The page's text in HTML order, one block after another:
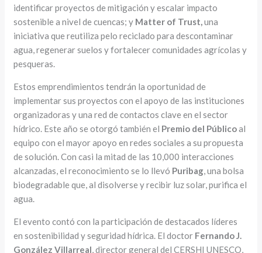
identificar proyectos de mitigación y escalar impacto
sostenible a nivel de cuencas; y Matter of Trust,una
iniciativa que reutiliza pelo reciclado para descontaminar
agua, regenerar suelos y fortalecer comunidades agrícolas y
pesqueras.
Estos emprendimientos tendrán la oportunidad de
implementar sus proyectos con el apoyo de las instituciones
organizadoras y una red de contactos clave en el sector
hídrico. Este año se otorgó también el Premio del Públicoal
equipo con el mayor apoyo en redes sociales a su propuesta
de solución. Con casi la mitad de las 10,000 interacciones
alcanzadas, el reconocimiento se lo llevó Puribag, una bolsa
biodegradable que, al disolverse y recibir luz solar, purifica el
agua.
El evento contó con la participación de destacados líderes
en sostenibilidad y seguridad hídrica. El doctor Fernando J.
González Villarreal, director general del CERSHI UNESCO,